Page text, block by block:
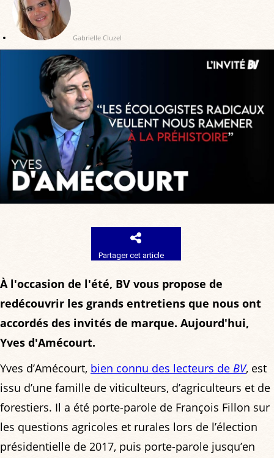
Gabrielle Cluzel
Partager cet article
À l'occasion de l'été, BV vous propose de
redécouvrir les grands entretiens que nous ont
accordés des invités de marque. Aujourd'hui,
Yves d'Amécourt.
Yves d’Amécourt, bien connu des lecteurs de BV, est
issu d’une famille de viticulteurs, d’agriculteurs et de
forestiers. Il a été porte-parole de François Fillon sur
les questions agricoles et rurales lors de l’élection
présidentielle de 2017, puis porte-parole jusqu’en